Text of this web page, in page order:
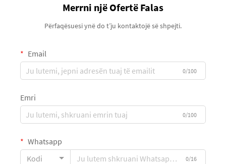
Merrni një Ofertë Falas
Përfaqësuesi ynë do t’ju kontaktojë së shpejti.
Email
0/100
Emri
0/100
Whatsapp
Kodi
0/16